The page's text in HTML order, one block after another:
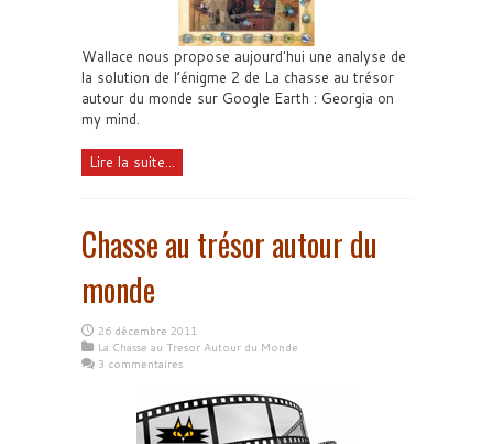
Wallace nous propose aujourd'hui une analyse de
la solution de l’énigme 2 de La chasse au trésor
autour du monde sur Google Earth : Georgia on
my mind.
Lire la suite...
Chasse au trésor autour du
monde
26 décembre 2011
La Chasse au Tresor Autour du Monde
3 commentaires